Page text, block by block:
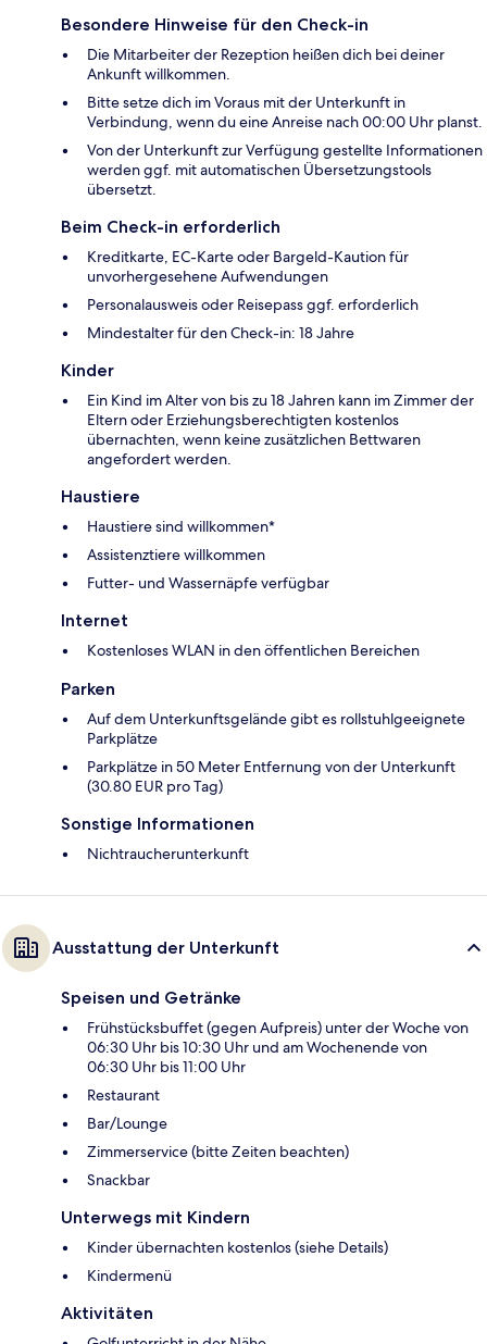
Besondere Hinweise für den Check-in
Die Mitarbeiter der Rezeption heißen dich bei deiner
Ankunft willkommen.
Bitte setze dich im Voraus mit der Unterkunft in
Verbindung, wenn du eine Anreise nach 00:00 Uhr planst.
Von der Unterkunft zur Verfügung gestellte Informationen
werden ggf. mit automatischen Übersetzungstools
übersetzt.
Beim Check-in erforderlich
Kreditkarte, EC-Karte oder Bargeld-Kaution für
unvorhergesehene Aufwendungen
Personalausweis oder Reisepass ggf. erforderlich
Mindestalter für den Check-in: 18 Jahre
Kinder
Ein Kind im Alter von bis zu 18 Jahren kann im Zimmer der
Eltern oder Erziehungsberechtigten kostenlos
übernachten, wenn keine zusätzlichen Bettwaren
angefordert werden.
Haustiere
Haustiere sind willkommen*
Assistenztiere willkommen
Futter- und Wassernäpfe verfügbar
Internet
Kostenloses WLAN in den öffentlichen Bereichen
Parken
Auf dem Unterkunftsgelände gibt es rollstuhlgeeignete
Parkplätze
Parkplätze in 50 Meter Entfernung von der Unterkunft
(30.80 EUR pro Tag)
Sonstige Informationen
Nichtraucherunterkunft
Ausstattung der Unterkunft
Speisen und Getränke
Frühstücksbuffet (gegen Aufpreis) unter der Woche von
06:30 Uhr bis 10:30 Uhr und am Wochenende von
06:30 Uhr bis 11:00 Uhr
Restaurant
Bar/Lounge
Zimmerservice (bitte Zeiten beachten)
Snackbar
Unterwegs mit Kindern
Kinder übernachten kostenlos (siehe Details)
Kindermenü
Aktivitäten